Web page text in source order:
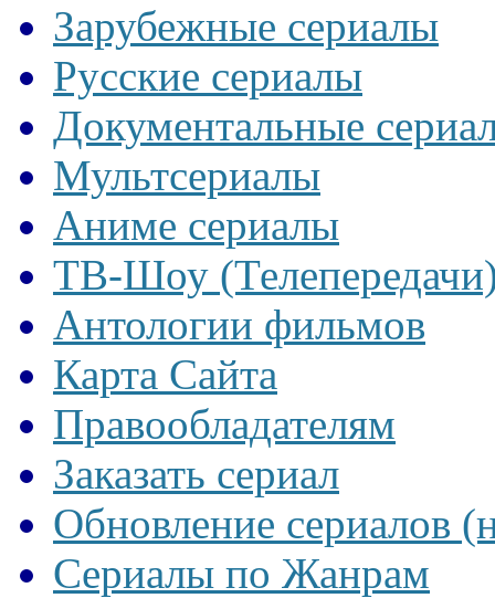
Зарубежные сериалы
Русские сериалы
Документальные
Мультсериалы
Аниме сериалы
ТВ-Шоу
Антологии фильмов
Карта Сайта
Правообладателям
Заказать сериал
Обновление сериалов
Сериалы по Жанрам